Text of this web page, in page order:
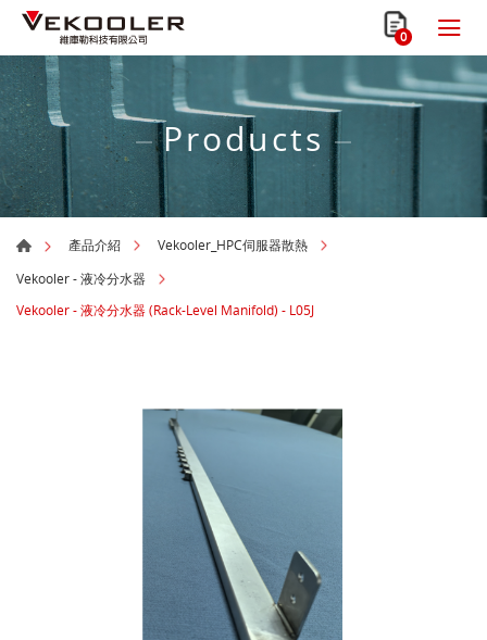
0
Products
產品介紹
Vekooler_HPC伺服器散熱
Vekooler - 液冷分水器
Vekooler - 液冷分水器 (Rack-Level Manifold) - L05J